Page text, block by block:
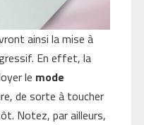
ainsi la mise à
En effet, la
le mode
de sorte à toucher
Notez, par ailleurs,